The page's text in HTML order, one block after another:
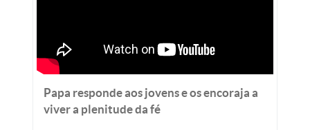
Papa responde aos jovens e os encoraja a
viver a plenitude da fé